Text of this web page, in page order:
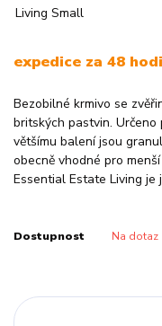
expedice za 48
Bezobilné krmivo se
britských pastvin.
většímu balení jsou
obecně vhodné pro
Essential Estate Living je
Dostupnost Na dotaz